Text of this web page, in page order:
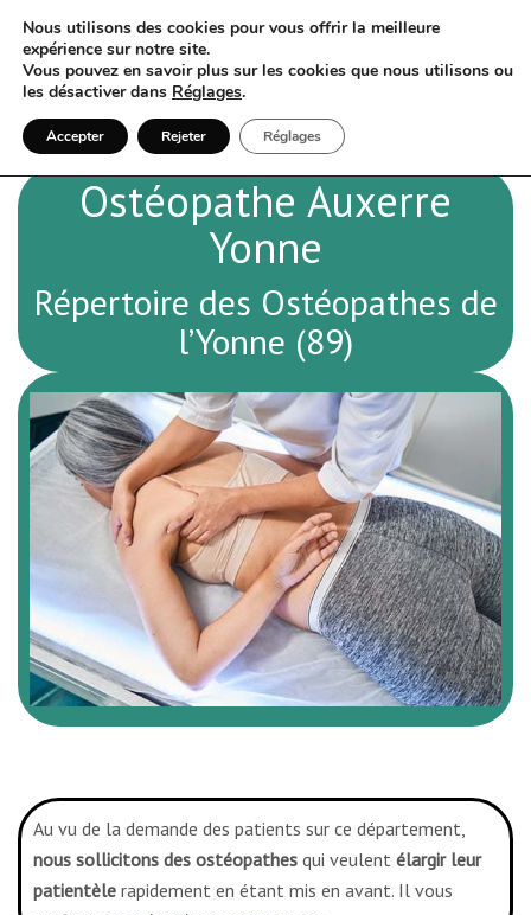
Ostéopathe Auxerre
Yonne
Répertoire des Ostéopathes de
l’Yonne (89)
Au vu de la demande des patients sur ce département,
nous sollicitons des ostéopathes qui veulent élargir leur
patientèle rapidement en étant mis en avant. Il vous
Nous utilisons des cookies pour vous offrir la meilleure
expérience sur notre site.
Vous pouvez en savoir plus sur les cookies que nous utilisons ou
les désactiver dans Réglages.
Accepter Rejeter Réglages